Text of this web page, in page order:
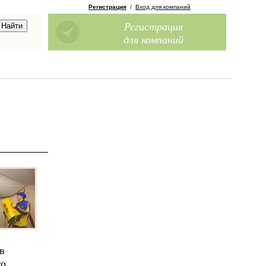
Регистрация / Вход для компаний
Регистрация
для компаний